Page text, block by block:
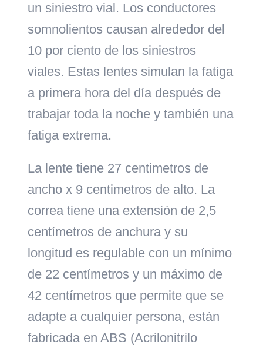
un siniestro vial. Los conductores
somnolientos causan alrededor del
10 por ciento de los siniestros
viales. Estas lentes simulan la fatiga
a primera hora del día después de
trabajar toda la noche y también una
fatiga extrema.
La lente tiene 27 centimetros de
ancho x 9 centimetros de alto. La
correa tiene una extensión de 2,5
centímetros de anchura y su
longitud es regulable con un mínimo
de 22 centímetros y un máximo de
42 centímetros que permite que se
adapte a cualquier persona, están
fabricada en ABS (Acrilonitrilo